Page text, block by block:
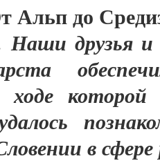
Альп до
Наши друзья
которой
в